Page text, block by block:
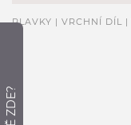
PLAVKY | VRCHNÍ DÍL |